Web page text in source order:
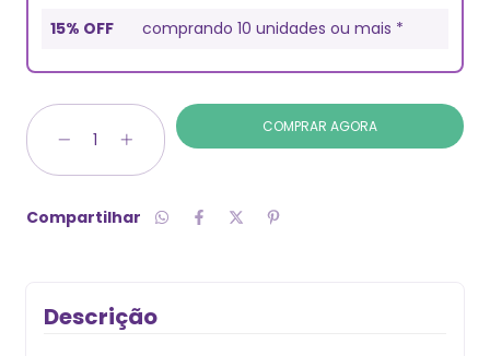
15% OFF
comprando 10 unidades ou mais *
Compartilhar
Descrição